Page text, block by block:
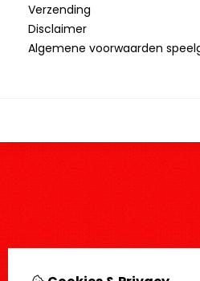
Verzending
Disclaimer
Algemene voorwaarden